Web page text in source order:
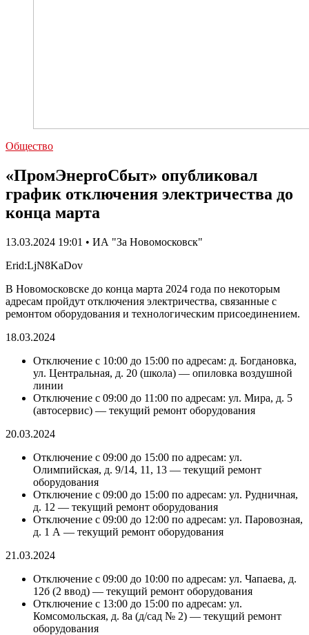
Общество
«ПромЭнергоСбыт» опубликовал
график отключения электричества до
конца марта
13.03.2024 19:01 • ИА "За Новомосковск"
Erid:LjN8KaDov
В Новомосковске до конца марта 2024 года по некоторым
адресам пройдут отключения электричества, связанные с
ремонтом оборудования и технологическим присоединением.
18.03.2024
Отключение c 10:00 до 15:00 по адресам: д. Богдановка,
ул. Центральная, д. 20 (школа) — опиловка воздушной
линии
Отключение c 09:00 до 11:00 по адресам: ул. Мира, д. 5
(автосервис) — текущий ремонт оборудования
20.03.2024
Отключение c 09:00 до 15:00 по адресам: ул.
Олимпийская, д. 9/14, 11, 13 — текущий ремонт
оборудования
Отключение c 09:00 до 15:00 по адресам: ул. Рудничная,
д. 12 — текущий ремонт оборудования
Отключение c 09:00 до 12:00 по адресам: ул. Паровозная,
д. 1 А — текущий ремонт оборудования
21.03.2024
Отключение c 09:00 до 10:00 по адресам: ул. Чапаева, д.
12б (2 ввод) — текущий ремонт оборудования
Отключение c 13:00 до 15:00 по адресам: ул.
Комсомольская, д. 8а (д/сад № 2) — текущий ремонт
оборудования